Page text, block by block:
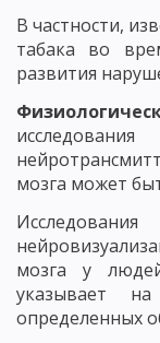
В частности,
табака во
развития
мозга может
мозга у
указывает
определенных